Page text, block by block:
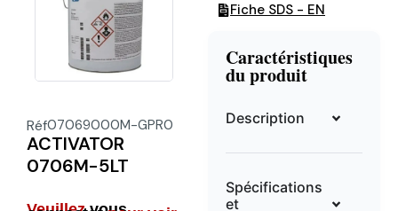
Réf07069000M-GPR0
ACTIVATOR
0706M-5LT
Fiche SDS - EN
Caractéristiques
du produit
Description
Spécifications
et